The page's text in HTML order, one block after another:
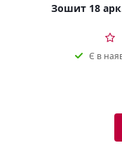
Зошит 18
Є в